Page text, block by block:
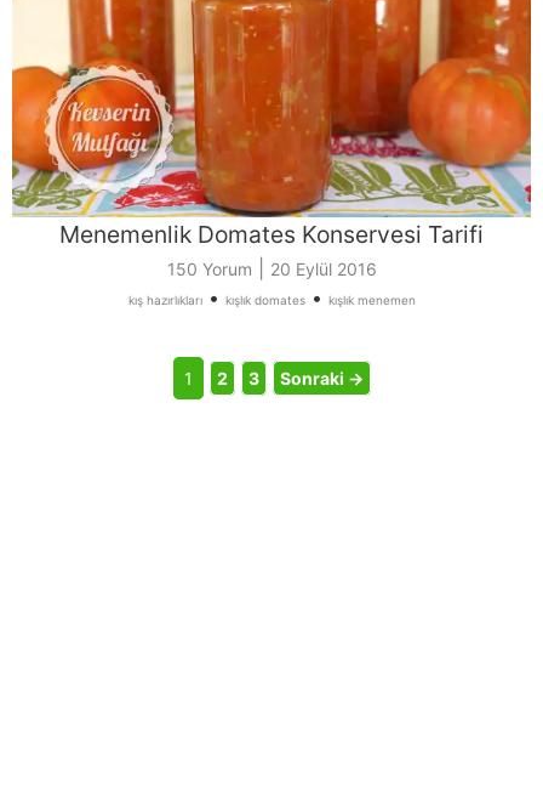
Menemenlik Domates Konservesi Tarifi
150 Yorum 20 Eylül 2016
kış hazırlıkları• kışlık domates• kışlık menemen
1 2 3 Sonraki →